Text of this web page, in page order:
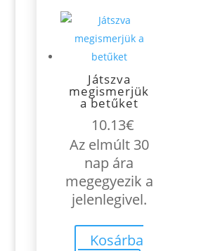
Játszva
megismerjük
a betűket
10.13€
Az elmúlt 30
nap ára
megegyezik a
jelenlegivel.
Kosárba